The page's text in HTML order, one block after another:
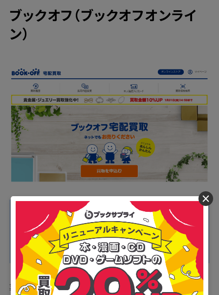
ブックオフ（ブックオフオンライ
ン）
■ブックオフのおすすめポイント
・1度に19箱までの大量集荷が可能
・送料・手数料がすべて無料
・ネット店舗のため自宅から出ずに利用できる
業界最大手のブックオフが展開するネット店舗が「ブッ
×